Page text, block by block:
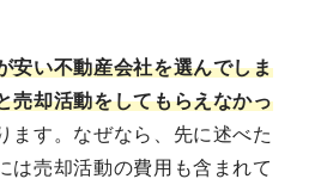
安い不動産会社を選んでしま
売却活動をしてもらえなかっ
ます。なぜなら、先に述べた
は売却活動の費用も含まれて